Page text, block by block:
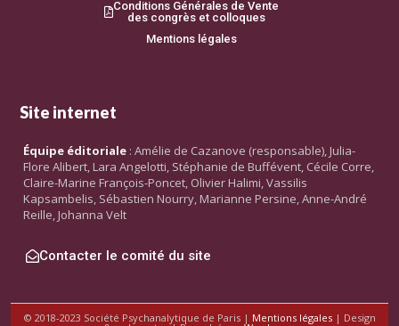
Conditions Générales de Vente
des congrès et colloques
Mentions légales
Site internet
Équipe éditoriale : Amélie de Cazanove (responsable), Julia-
Flore Alibert, Lara Angelotti, Stéphanie de Buffévent, Cécile Corre,
Claire-Marine François-Poncet, Olivier Halimi, Vassilis
Kapsambelis, Sébastien Nourry, Marianne Persine, Anne-André
Reille, Johanna Velt
Contacter le comité du site
© 2018-2023 Société Psychanalytique de Paris | Mentions légales| Design